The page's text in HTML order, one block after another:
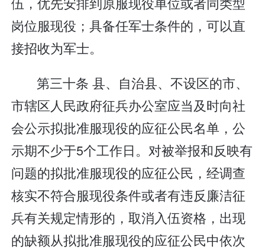
岗位服现役；具备任军士条件的，可以直
接招收为军士。
第三十条 县、自治县、不设区的市、
市辖区人民政府征兵办公室应当及时向社
会公示拟批准服现役的应征公民名单，公
示期不少于5个工作日。对被举报和反映有
问题的拟批准服现役的应征公民，经调查
核实不符合服现役条件或者有违反廉洁征
兵有关规定情形的，取消入伍资格，出现
的缺额从拟批准服现役的应征公民中依次